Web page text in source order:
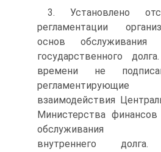
3. Установлено
регламентации
основ обслуживания
государственного
времени не
взаимодействия
Министерства
обслуживания
внутреннего долга.